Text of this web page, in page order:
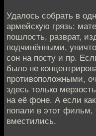
Удалось собрать в
армейскую грязь:
пошлость, разврат,
подчинёнными,
сон на посту и пр.
было не
противоположными,
здесь только
на её фоне. А если
попали в этот фильм,
вместились.